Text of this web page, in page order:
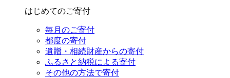
はじめてのご寄付
毎月のご寄付
都度の寄付
遺贈・相続財産からの寄付
ふるさと納税による寄付
その他の方法で寄付